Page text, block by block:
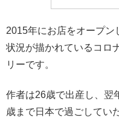
2015年にお店をオープ
状況が描かれているコロ
リーです。
作者は26歳で出産し、翌
歳まで日本で過ごしてい